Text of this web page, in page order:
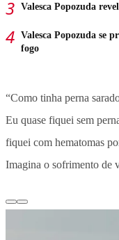
Valesca Popozuda
Valesca Popozuda se
fogo
“Como tinha perna
Eu quase fiquei sem
fiquei com hematomas
Imagina o sofrimento de